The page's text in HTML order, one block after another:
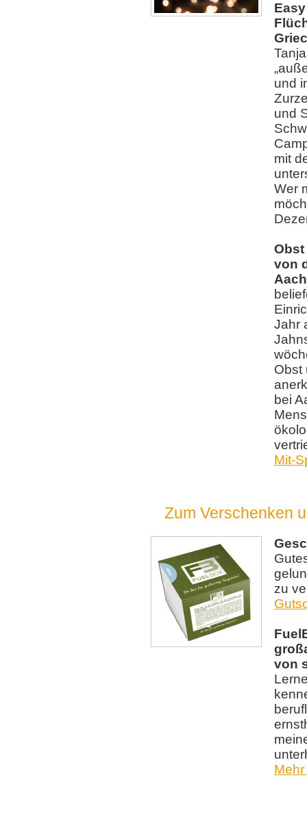
und
und
mit
Wer
Obst
von
Jahr
Obst
bei
Mit-
Zum Verschenken
zu
von